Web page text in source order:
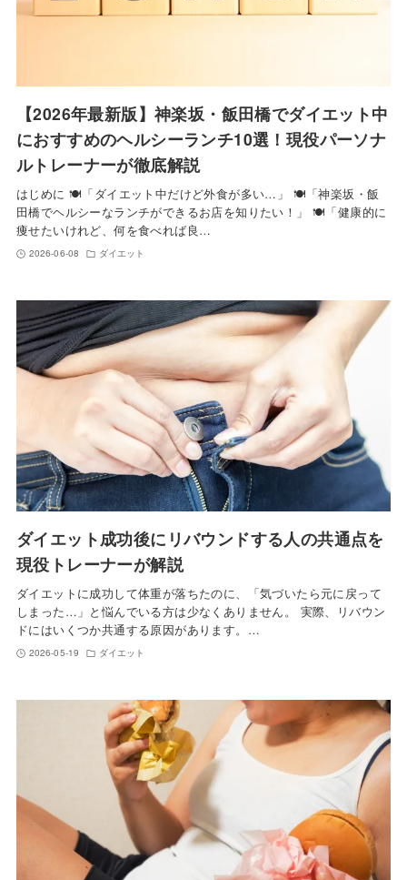
【2026年最新版】神楽坂・飯田橋でダイエット中
におすすめのヘルシーランチ10選！現役パーソナ
ルトレーナーが徹底解説
はじめに 🍽️「ダイエット中だけど外食が多い…」 🍽️「神楽坂・飯
田橋でヘルシーなランチができるお店を知りたい！」 🍽️「健康的に
痩せたいけれど、何を食べれば良…
2026-06-08 ダイエット
ダイエット成功後にリバウンドする人の共通点を
現役トレーナーが解説
ダイエットに成功して体重が落ちたのに、「気づいたら元に戻って
しまった…」と悩んでいる方は少なくありません。 実際、リバウン
ドにはいくつか共通する原因があります。…
2026-05-19 ダイエット